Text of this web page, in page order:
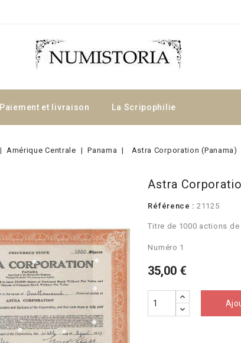
Paiement et livraison La Scripophilie
Amérique Centrale Panama Astra Corporation (Panama)
Astra
Référence : 21125
Titre de 1000 actions
Numéro 1
35,00 €